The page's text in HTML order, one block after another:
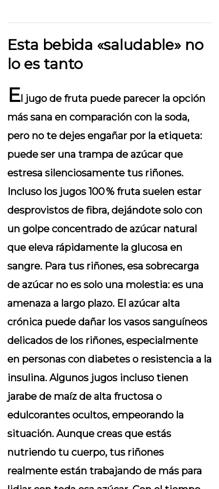
Esta bebida «saludable» no
lo es tanto
El jugo de fruta puede parecer la opción
más sana en comparación con la soda,
pero no te dejes engañar por la etiqueta:
puede ser una trampa de azúcar que
estresa silenciosamente tus riñones.
Incluso los jugos 100 % fruta suelen estar
desprovistos de fibra, dejándote solo con
un golpe concentrado de azúcar natural
que eleva rápidamente la glucosa en
sangre. Para tus riñones, esa sobrecarga
de azúcar no es solo una molestia: es una
amenaza a largo plazo. El azúcar alta
crónica puede dañar los vasos sanguíneos
delicados de los riñones, especialmente
en personas con diabetes o resistencia a la
insulina. Algunos jugos incluso tienen
jarabe de maíz de alta fructosa o
edulcorantes ocultos, empeorando la
situación. Aunque creas que estás
nutriendo tu cuerpo, tus riñones
realmente están trabajando de más para